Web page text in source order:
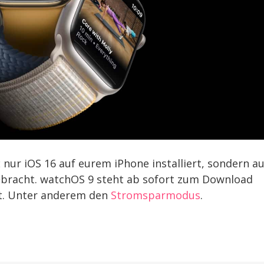
iOS 16 auf eurem iPhone installiert, sondern
watchOS 9 steht ab sofort zum Download
Unter anderem den Stromsparmodus.